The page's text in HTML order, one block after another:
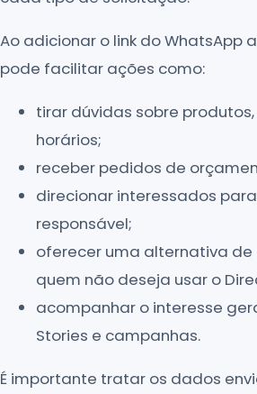
Ao adicionar o link do WhatsApp
pode facilitar ações como:
tirar dúvidas sobre produtos,
horários;
receber pedidos de
direcionar interessados
responsável;
oferecer uma alternativa
quem não deseja usar o
acompanhar o interesse
Stories e campanhas.
É importante tratar os dados